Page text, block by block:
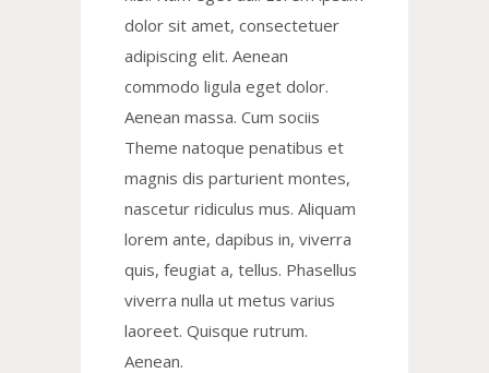
dolor sit amet, consectetuer
adipiscing elit. Aenean
commodo ligula eget dolor.
Aenean massa. Cum sociis
Theme natoque penatibus et
magnis dis parturient montes,
nascetur ridiculus mus. Aliquam
lorem ante, dapibus in, viverra
quis, feugiat a, tellus. Phasellus
viverra nulla ut metus varius
laoreet. Quisque rutrum.
Aenean.